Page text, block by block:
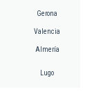
Gerona
Valencia
Almería
Lugo